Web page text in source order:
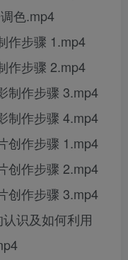
色.mp4
作步骤 1.mp4
作步骤 2.mp4
制作步骤 3.mp4
制作步骤 4.mp4
创作步骤 1.mp4
创作步骤 2.mp4
创作步骤 3.mp4
识及如何利用